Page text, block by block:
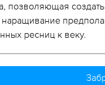
позволяющая
ресниц к веку.